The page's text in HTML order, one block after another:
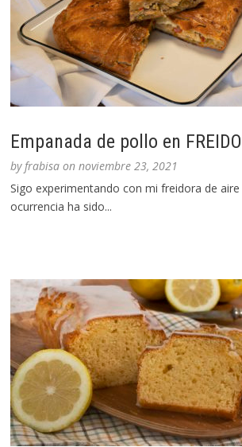
Empanada de pollo en
byfrabisa onnoviembre 23, 2021
Sigo experimentando con mi freidora de
ocurrencia ha sido...